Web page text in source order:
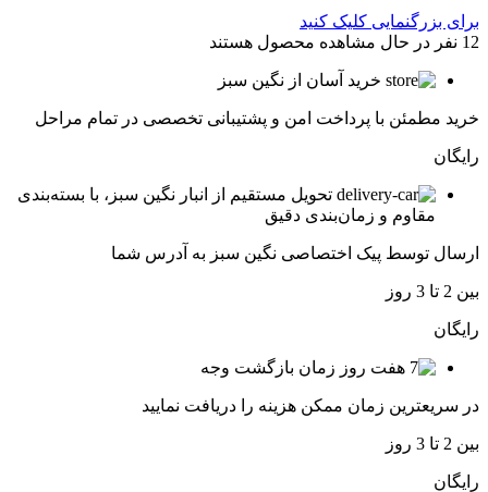
برای بزرگنمایی کلیک کنید
12 نفر در حال مشاهده محصول هستند
خرید آسان از نگین سبز
خرید مطمئن با پرداخت امن و پشتیبانی تخصصی در تمام مراحل
رایگان
تحویل مستقیم از انبار نگین سبز، با بسته‌بندی
مقاوم و زمان‌بندی دقیق
ارسال توسط پیک اختصاصی نگین سبز به آدرس شما
بین 2 تا 3 روز
رایگان
هفت روز زمان بازگشت وجه
در سریعترین زمان ممکن هزینه را دریافت نمایید
بین 2 تا 3 روز
رایگان